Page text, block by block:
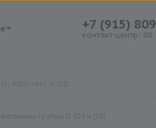
+7 (915)
контакт центр: